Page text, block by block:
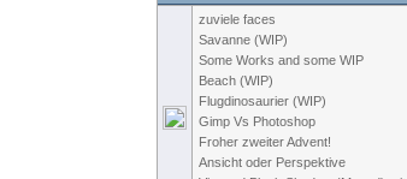
zuviele faces
Savanne (WIP)
Some Works and some WIP
Beach (WIP)
Flugdinosaurier (WIP)
Gimp Vs Photoshop
Froher zweiter Advent!
Ansicht oder Perspektive